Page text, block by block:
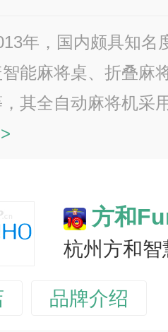
年，国内颇具知名
能麻将桌、折叠麻
其全自动麻将机采
方和
杭州方和
品牌介绍